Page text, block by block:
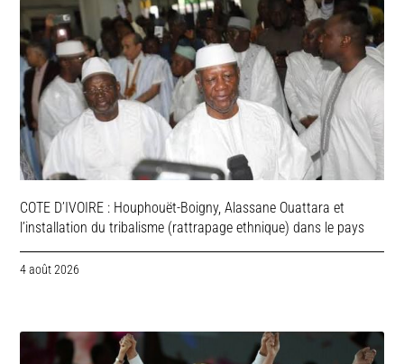
COTE D’IVOIRE : Houphouët-Boigny, Alassane Ouattara et
l’installation du tribalisme (rattrapage ethnique) dans le pays
4 août 2026